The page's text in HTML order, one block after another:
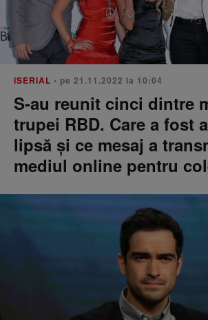
ISERIAL • pe 21.11.2022 la 10:04
S-au reunit cinci dintre
trupei RBD. Care a fost
lipsă și ce mesaj a
mediul online pentru